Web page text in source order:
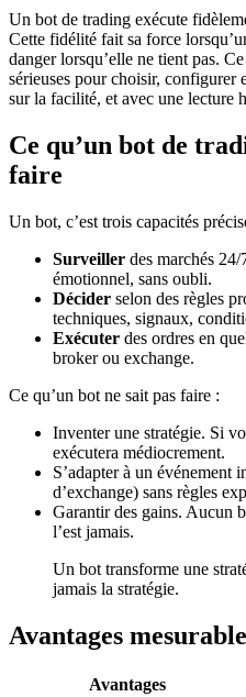
Un bot de trading exécute
Cette fidélité fait sa force
danger lorsqu’elle ne tient pas.
sérieuses pour choisir,
sur la facilité, et avec une lecture
Ce qu’un bot de
faire
Un bot, c’est trois capacités
Surveiller des marchés
émotionnel, sans oubli.
Décider selon des règles
techniques, signaux,
Exécuter des ordres en
broker ou exchange.
Ce qu’un bot ne sait pas faire :
Inventer une stratégie. Si
exécutera médiocrement.
S’adapter à un événement
d’exchange) sans règles
Garantir des gains. Aucun
l’est jamais.
Un bot transforme une
jamais la stratégie.
Avantages
Avantages